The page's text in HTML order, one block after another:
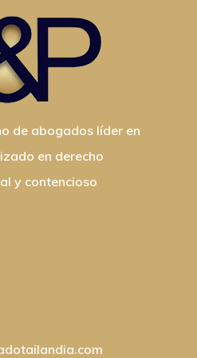
de abogados líder en
en derecho
y contencioso
Tailandia
Licitaciones
Direccion Registral
Impuestos E IVA
Registro De Yates
Ciudadania Por